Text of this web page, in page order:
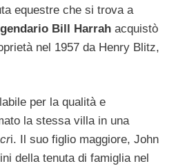
equestre che si trova a
Bill Harrah acquistò
nel 1957 da Henry Blitz,
per la qualità e
la stessa villa in una
i. Il suo figlio maggiore, John
della tenuta di famiglia nel